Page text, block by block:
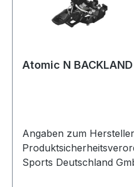
Atomic N
Angaben zum
Sports Deutschland